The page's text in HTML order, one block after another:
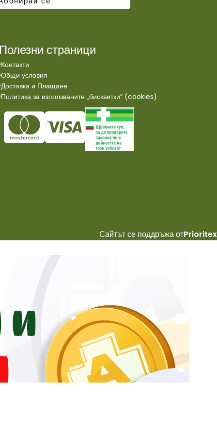
страници
Контакти
Общи условия
Доставка и Плащане
Политика за използваните „бисквитки“ (cookies)
Сайтът се поддръжа отPrioritex